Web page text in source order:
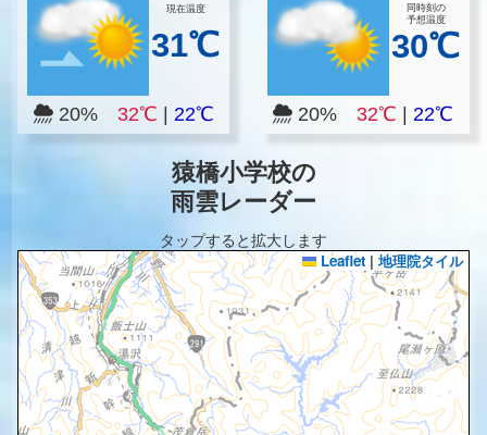
現在温度
31℃
20% 32℃ 22℃
同時刻の
予想温度
30℃
20% 32℃ |22℃
猿橋小学校の
雨雲レーダー
タップすると拡大します
Leaflet | 地理院タイル